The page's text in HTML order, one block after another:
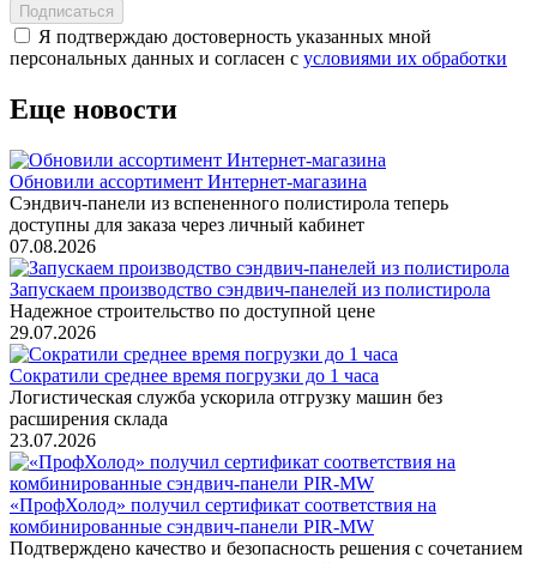
Подписаться
Я подтверждаю достоверность указанных мной
персональных данных и согласен с условиями их обработки
Еще новости
Обновили ассортимент Интернет-магазина
Сэндвич-панели из вспененного полистирола теперь
доступны для заказа через личный кабинет
07.08.2026
Запускаем производство сэндвич-панелей из полистирола
Надежное строительство по доступной цене
29.07.2026
Сократили среднее время погрузки до 1 часа
Логистическая служба ускорила отгрузку машин без
расширения склада
23.07.2026
«ПрофХолод» получил сертификат соответствия на
комбинированные сэндвич‑панели PIR‑MW
Подтверждено качество и безопасность решения с сочетанием